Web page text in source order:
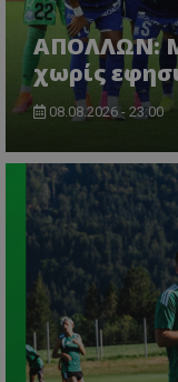
ΑΠΟΛΛΩΝ:
χωρίς
08.08.2026 - 23:00